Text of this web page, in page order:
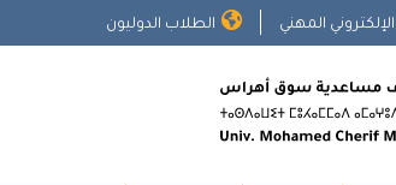
الإلكتروني المهني الطلاب الدوليون